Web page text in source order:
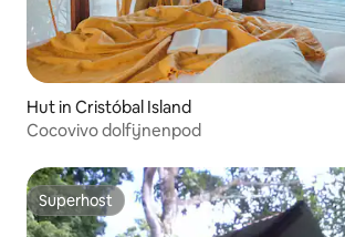
Hut in Cristóbal Island
Cocovivo dolfijnenpod
Superhost
Superhost